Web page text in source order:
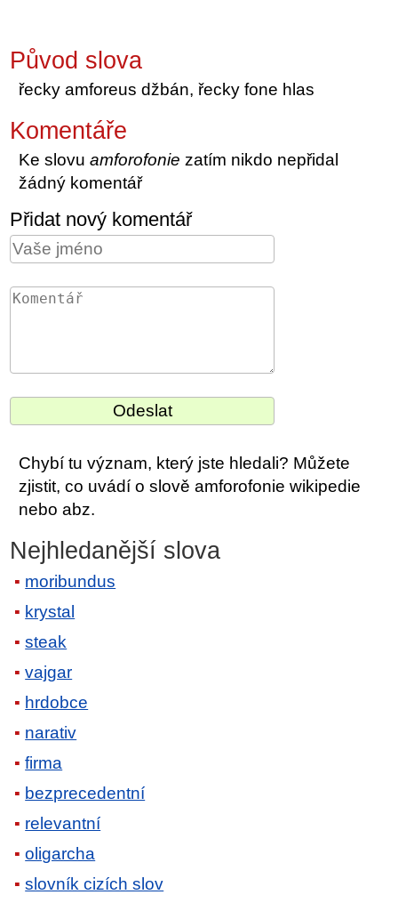
Původ slova
řecky amforeus džbán, řecky fone hlas
Komentáře
Ke slovuamforofonie zatím nikdo nepřidal
žádný komentář
Přidat nový komentář
Chybí tu význam, který jste hledali? Můžete
zjistit, co uvádí o slově amforofonie wikipedie
nebo abz.
Nejhledanější slova
moribundus
krystal
steak
vajgar
hrdobce
narativ
firma
bezprecedentní
relevantní
oligarcha
slovník cizích slov